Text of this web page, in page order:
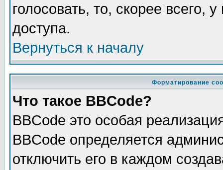
голосовать, то, скорее всего,
доступа.
Вернуться к началу
Форматирование
Что такое BBCode?
BBCode это особая
BBCode определяется
отключить его в каждом